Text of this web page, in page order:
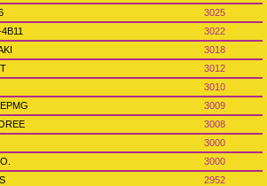
3025
3022
3018
3012
3010
3009
3008
3000
3000
2952